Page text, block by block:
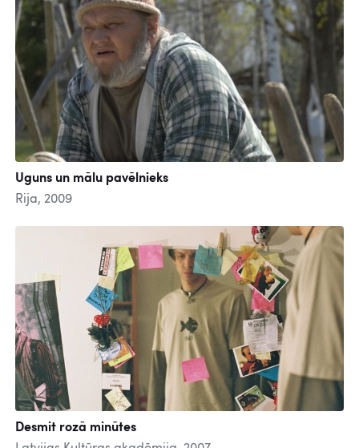
Uguns un mālu pavēlnieks
Rija, 2009
Desmit rozā minūtes